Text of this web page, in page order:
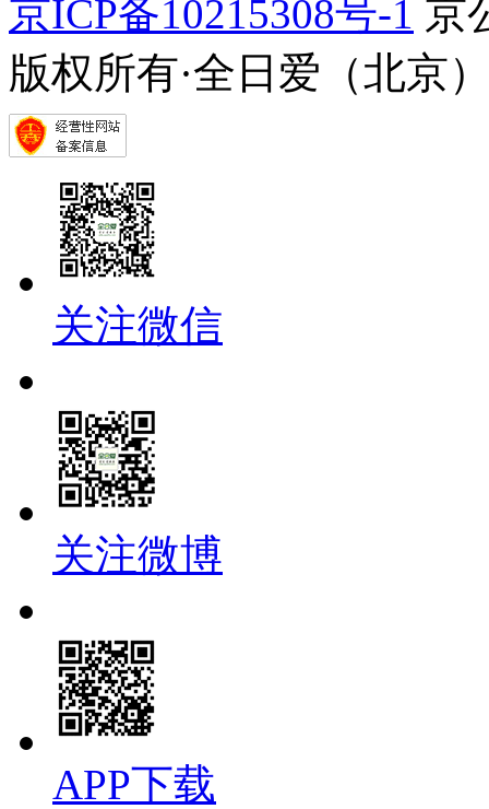
京ICP备10215308号-1 京
版权所有·全日爱（北京
关注微信
关注微博
APP下载